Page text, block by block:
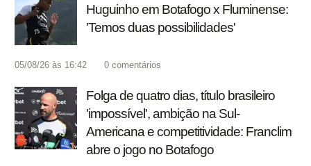
Huguinho em Botafogo x Fluminense:
'Temos duas possibilidades'
05/08/26 às 16:42 0 comentários
Folga de quatro dias, título brasileiro
'impossível', ambição na Sul-
Americana e competitividade: Franclim
abre o jogo no Botafogo